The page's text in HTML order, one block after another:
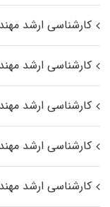
کارشناسی ارشد
کارشناسی ارشد
کارشناسی ارشد
کارشناسی ارشد
کارشناسی ارشد